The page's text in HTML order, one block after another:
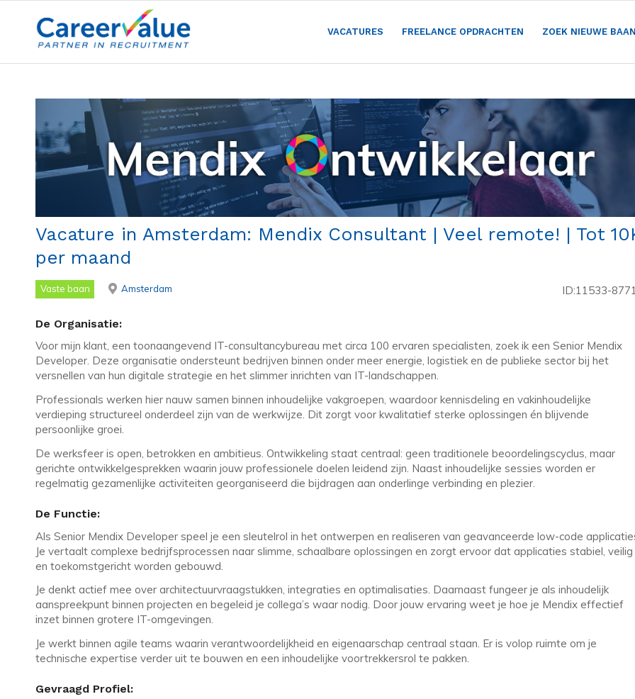
VACATURES FREELANCE OPDRACHTEN ZOEK NIEUWE BAAN
Vacature in Amsterdam: Mendix Consultant | Veel remote! | Tot
per maand
Vaste baan Amsterdam ID:11533-
De Organisatie:
Voor mijn klant, een toonaangevend IT-consultancybureau met circa 100 ervaren specialisten, zoek ik een Senior Mendix
Developer. Deze organisatie ondersteunt bedrijven binnen onder meer energie, logistiek en de publieke sector bij het
versnellen van hun digitale strategie en het slimmer inrichten van IT-landschappen.
Professionals werken hier nauw samen binnen inhoudelijke vakgroepen, waardoor kennisdeling en vakinhoudelijke
verdieping structureel onderdeel zijn van de werkwijze. Dit zorgt voor kwalitatief sterke oplossingen én blijvende
persoonlijke groei.
De werksfeer is open, betrokken en ambitieus. Ontwikkeling staat centraal: geen traditionele beoordelingscyclus, maar
gerichte ontwikkelgesprekken waarin jouw professionele doelen leidend zijn. Naast inhoudelijke sessies worden er
regelmatig gezamenlijke activiteiten georganiseerd die bijdragen aan onderlinge verbinding en plezier.
De Functie:
Als Senior Mendix Developer speel je een sleutelrol in het ontwerpen en realiseren van geavanceerde low-code
Je vertaalt complexe bedrijfsprocessen naar slimme, schaalbare oplossingen en zorgt ervoor dat applicaties stabiel, veilig
en toekomstgericht worden gebouwd.
Je denkt actief mee over architectuurvraagstukken, integraties en optimalisaties. Daarnaast fungeer je als inhoudelijk
aanspreekpunt binnen projecten en begeleid je collega’s waar nodig. Door jouw ervaring weet je hoe je Mendix effectief
inzet binnen grotere IT-omgevingen.
Je werkt binnen agile teams waarin verantwoordelijkheid en eigenaarschap centraal staan. Er is volop ruimte om je
technische expertise verder uit te bouwen en een inhoudelijke voortrekkersrol te pakken.
Gevraagd Profiel: